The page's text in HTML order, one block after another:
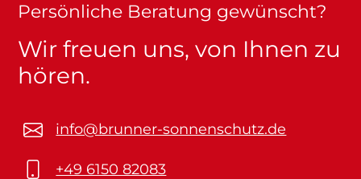
Persönliche Beratung gewünscht?
Wir freuen uns, von Ihnen zu
hören.
info@brunner-sonnenschutz.de
+49 6150 82083